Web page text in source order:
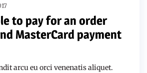
to pay for an order
MasterCard payment
arcu eu orci venenatis aliquet.